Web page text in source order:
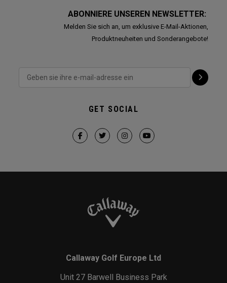
ABONNIERE UNSEREN NEWSLETTER:
Melden Sie sich an, um exklusive E-Mail-Aktionen,
Produktneuheiten und Sonderangebote!
GET SOCIAL
Callaway Golf Europe Ltd
Unit 27 Barwell Business Park